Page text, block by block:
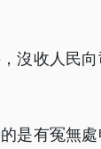
沒收人民
是有冤無處